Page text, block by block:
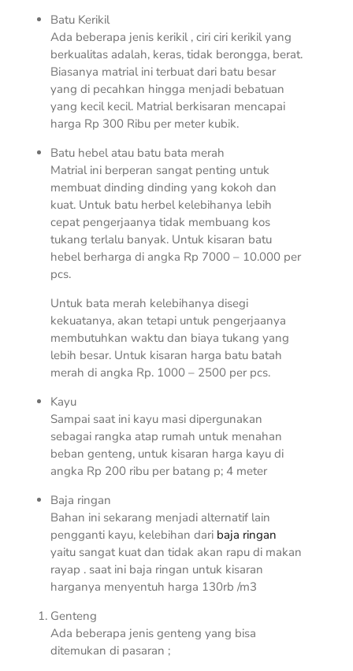
Batu Kerikil
Ada beberapa jenis kerikil , ciri ciri kerikil yang
berkualitas adalah, keras, tidak berongga, berat.
Biasanya matrial ini terbuat dari batu besar
yang di pecahkan hingga menjadi bebatuan
yang kecil kecil. Matrial berkisaran mencapai
harga Rp 300 Ribu per meter kubik.
Batu hebel atau batu bata merah
Matrial ini berperan sangat penting untuk
membuat dinding dinding yang kokoh dan
kuat. Untuk batu herbel kelebihanya lebih
cepat pengerjaanya tidak membuang kos
tukang terlalu banyak. Untuk kisaran batu
hebel berharga di angka Rp 7000 – 10.000 per
pcs.
Untuk bata merah kelebihanya disegi
kekuatanya, akan tetapi untuk pengerjaanya
membutuhkan waktu dan biaya tukang yang
lebih besar. Untuk kisaran harga batu batah
merah di angka Rp. 1000 – 2500 per pcs.
Kayu
Sampai saat ini kayu masi dipergunakan
sebagai rangka atap rumah untuk menahan
beban genteng, untuk kisaran harga kayu di
angka Rp 200 ribu per batang p; 4 meter
Baja ringan
Bahan ini sekarang menjadi alternatif lain
pengganti kayu, kelebihan dari baja ringan
yaitu sangat kuat dan tidak akan rapu di makan
rayap . saat ini baja ringan untuk kisaran
harganya menyentuh harga 130rb /m3
Genteng
Ada beberapa jenis genteng yang bisa
ditemukan di pasaran ;